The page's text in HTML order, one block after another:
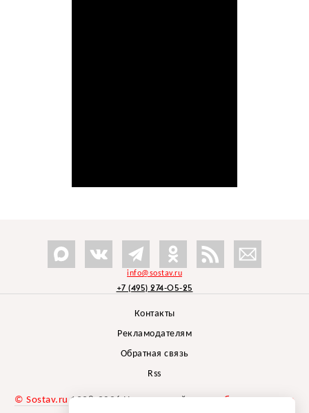
info@sostav.ru
+7 (495) 274-05-25
Контакты
Рекламодателям
Обратная связь
Rss
© Sostav.ru 1998-2026 Независимый проектбрендингового